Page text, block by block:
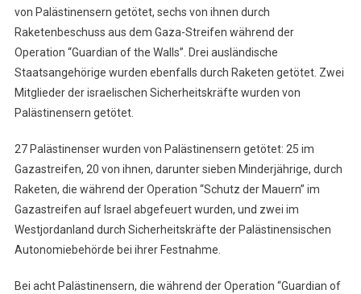
von Palästinensern getötet, sechs von ihnen durch
Raketenbeschuss aus dem Gaza-Streifen während der
Operation “Guardian of the Walls”. Drei ausländische
Staatsangehörige wurden ebenfalls durch Raketen getötet. Zwei
Mitglieder der israelischen Sicherheitskräfte wurden von
Palästinensern getötet.
27 Palästinenser wurden von Palästinensern getötet: 25 im
Gazastreifen, 20 von ihnen, darunter sieben Minderjährige, durch
Raketen, die während der Operation “Schutz der Mauern” im
Gazastreifen auf Israel abgefeuert wurden, und zwei im
Westjordanland durch Sicherheitskräfte der Palästinensischen
Autonomiebehörde bei ihrer Festnahme.
Bei acht Palästinensern, die während der Operation “Guardian of